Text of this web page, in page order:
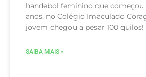
handebol feminino que começou
anos, no Colégio Imaculado
jovem chegou a pesar 100
SAIBA MAIS »